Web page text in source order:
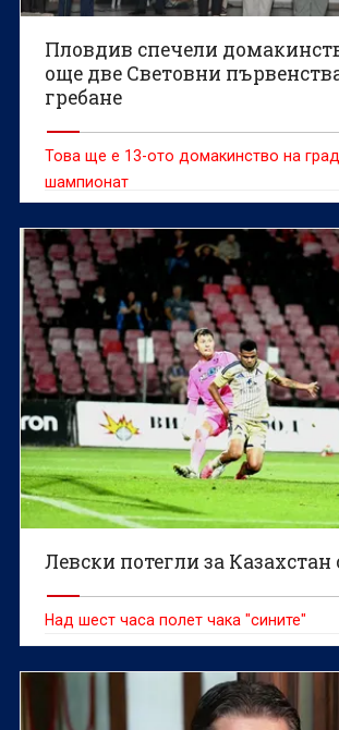
Пловдив спечели
още две Световни
гребане
Това ще е 13-ото домакинство на
шампионат
Левски потегли за
Над шест часа полет чака "сините"